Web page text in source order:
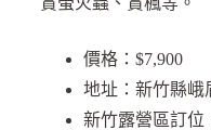
價格：$7,900
地址：新竹縣峨
新竹露營區訂位